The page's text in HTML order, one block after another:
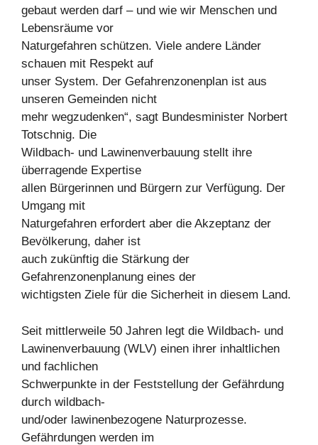
gebaut werden darf – und wie wir Menschen und
Lebensräume vor
Naturgefahren schützen. Viele andere Länder
schauen mit Respekt auf
unser System. Der Gefahrenzonenplan ist aus
unseren Gemeinden nicht
mehr wegzudenken“, sagt Bundesminister Norbert
Totschnig. Die
Wildbach- und Lawinenverbauung stellt ihre
überragende Expertise
allen Bürgerinnen und Bürgern zur Verfügung. Der
Umgang mit
Naturgefahren erfordert aber die Akzeptanz der
Bevölkerung, daher ist
auch zukünftig die Stärkung der
Gefahrenzonenplanung eines der
wichtigsten Ziele für die Sicherheit in diesem Land.
Seit mittlerweile 50 Jahren legt die Wildbach- und
Lawinenverbauung (WLV) einen ihrer inhaltlichen
und fachlichen
Schwerpunkte in der Feststellung der Gefährdung
durch wildbach-
und/oder lawinenbezogene Naturprozesse.
Gefährdungen werden im